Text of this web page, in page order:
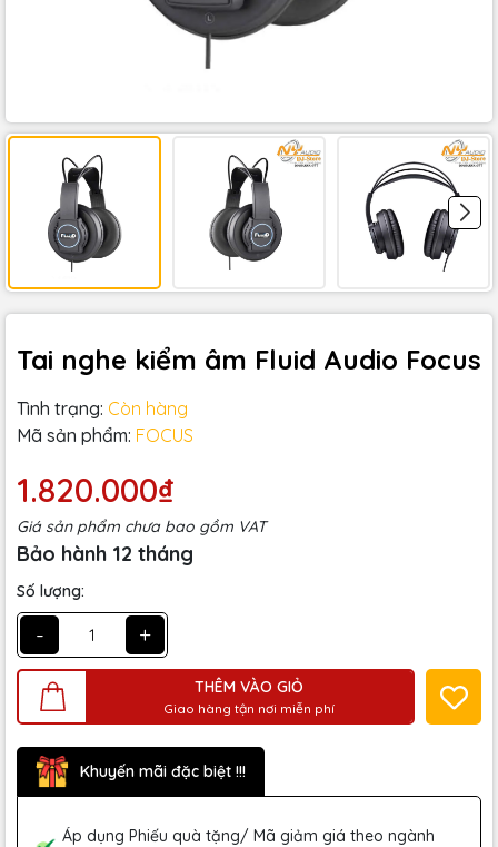
Tai nghe kiểm âm Fluid Audio Focus
Tình trạng: Còn hàng
Mã sản phẩm: FOCUS
1.820.000₫
Giá sản phẩm chưa bao gồm VAT
Bảo hành 12 tháng
Số lượng:
- +
THÊM VÀO GIỎ
Giao hàng tận nơi miễn phí
Khuyến mãi đặc biệt !!!
Áp dụng Phiếu quà tặng/ Mã giảm giá theo ngành